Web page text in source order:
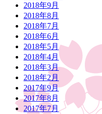
2018年9月
2018年8月
2018年7月
2018年6月
2018年5月
2018年4月
2018年3月
2018年2月
2017年9月
2017年8月
2017年7月